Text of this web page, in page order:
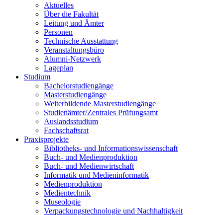
Aktuelles
Über die Fakultät
Leitung und Ämter
Personen
Technische Ausstattung
Veranstaltungsbüro
Alumni-Netzwerk
Lageplan
Studium
Bachelorstudiengänge
Masterstudiengänge
Weiterbildende Masterstudiengänge
Studienämter/Zentrales Prüfungsamt
Auslandsstudium
Fachschaftsrat
Praxisprojekte
Bibliotheks- und Informationswissenschaft
Buch- und Medienproduktion
Buch- und Medienwirtschaft
Informatik und Medieninformatik
Medienproduktion
Medientechnik
Museologie
Verpackungstechnologie und Nachhaltigkeit